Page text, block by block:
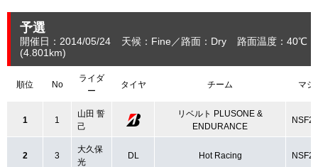
予選
開催日：2014/05/24 天候：Fine 路面：Dry
路面温度：40℃
(4.801 km)
順位 No
ライダ
ー
タイヤ チーム マシ
1 1
山田 誓
己
リベルト PLUSONE &
ENDURANCE
2 3
大久保
光
DL Hot Racing